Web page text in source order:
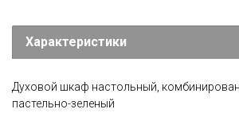
Характеристики
Духовой шкаф настольный,
пастельно-зеленый